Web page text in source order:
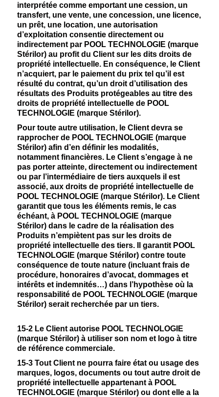
interprétée comme emportant une cession, un
transfert, une vente, une concession, une licence,
un prêt, une location, une autorisation
d’exploitation consentie directement ou
indirectement par POOL TECHNOLOGIE (marque
Stérilor) au profit du Client sur les dits droits de
propriété intellectuelle. En conséquence, le Client
n’acquiert, par le paiement du prix tel qu’il est
résulté du contrat, qu’un droit d’utilisation des
résultats des Produits protégeables au titre des
droits de propriété intellectuelle de POOL
TECHNOLOGIE (marque Stérilor).
Pour toute autre utilisation, le Client devra se
rapprocher de POOL TECHNOLOGIE (marque
Stérilor) afin d’en définir les modalités,
notamment financières. Le Client s’engage à ne
pas porter atteinte, directement ou indirectement
ou par l’intermédiaire de tiers auxquels il est
associé, aux droits de propriété intellectuelle de
POOL TECHNOLOGIE (marque Stérilor). Le Client
garantit que tous les éléments remis, le cas
échéant, à POOL TECHNOLOGIE (marque
Stérilor) dans le cadre de la réalisation des
Produits n’empiètent pas sur les droits de
propriété intellectuelle des tiers. Il garantit POOL
TECHNOLOGIE (marque Stérilor) contre toute
conséquence de toute nature (incluant frais de
procédure, honoraires d’avocat, dommages et
intérêts et indemnités…) dans l’hypothèse où la
responsabilité de POOL TECHNOLOGIE (marque
Stérilor) serait recherchée par un tiers.
15-2 Le Client autorise POOL TECHNOLOGIE
(marque Stérilor) à utiliser son nom et logo à titre
de référence commerciale.
15-3 Tout Client ne pourra faire état ou usage des
marques, logos, documents ou tout autre droit de
propriété intellectuelle appartenant à POOL
TECHNOLOGIE (marque Stérilor) ou dont elle a la